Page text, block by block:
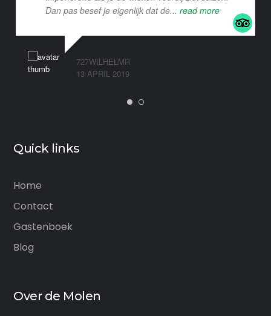
Dan pas besef je eigenlijk dat de... read more
727WILHELMR
13 APRIL 2019
Quick links
Home
Contact
Gastenboek
Blog
Over de Molen